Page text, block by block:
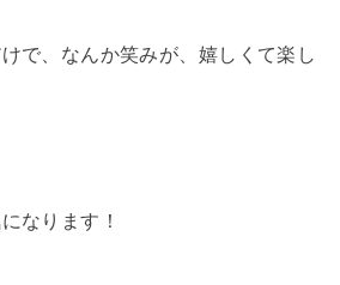
で、なんか笑みが、嬉しくて楽し
なります！